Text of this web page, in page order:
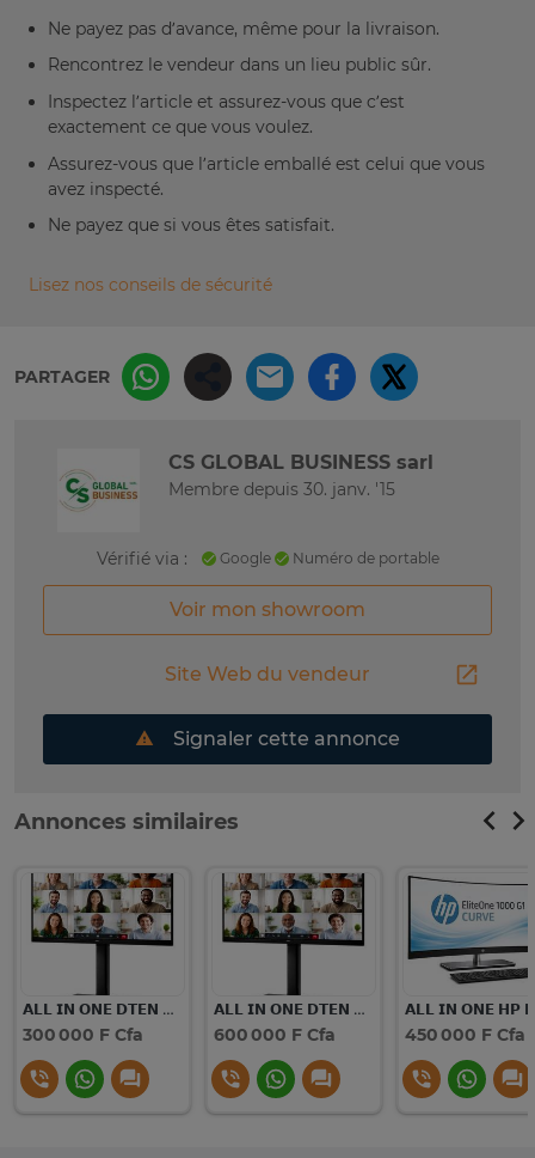
Ne payez pas d’avance, même pour la livraison.
Rencontrez le vendeur dans un lieu public sûr.
Inspectez l’article et assurez-vous que c’est
exactement ce que vous voulez.
Assurez-vous que l’article emballé est celui que vous
avez inspecté.
Ne payez que si vous êtes satisfait.
Lisez nos conseils de sécurité
PARTAGER
CS GLOBAL BUSINESS sarl
Membre depuis 30. janv. '15
Vérifié via : Google Numéro de portable
Voir mon showroom
Site Web du vendeur
Signaler cette annonce
Annonces similaires
𝗔𝗟𝗟 𝗜𝗡 𝗢𝗡𝗘 𝗗𝗧𝗘𝗡 𝗗𝟳 𝟱𝟱’’
300 000 F Cfa
𝗔𝗟𝗟 𝗜𝗡 𝗢𝗡𝗘 𝗗𝗧𝗘𝗡 𝗗𝟳 𝟱𝟱’’
600 000 F Cfa 450 000 F Cfa